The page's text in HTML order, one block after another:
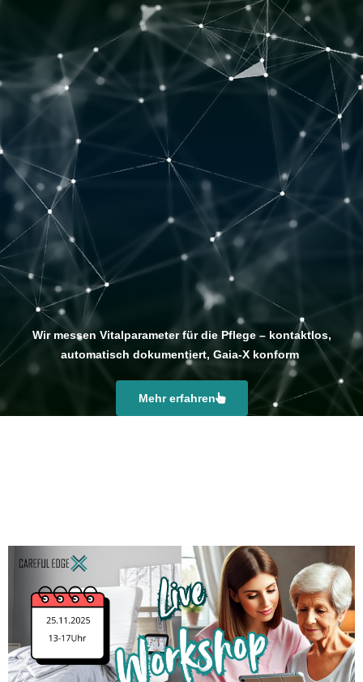
Wir messen Vitalparameter für die Pflege – kontaktlos,
automatisch dokumentiert, Gaia-X konform
Mehr erfahren